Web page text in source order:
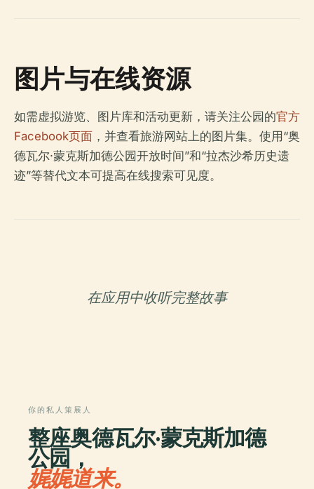
图片与在线资源
如需虚拟游览、图片库和活动更新，请关注公园的官方
Facebook页面 ，并查看旅游网站上的图片集。使用“奥
德瓦尔·蒙克斯加德公园开放时间”和“拉杰沙希历史遗
迹”等替代文本可提高在线搜索可见度。
在应用中收听完整故事
你的私人策展人
整座奥德瓦尔·蒙克斯加德
公园，
娓娓道来。